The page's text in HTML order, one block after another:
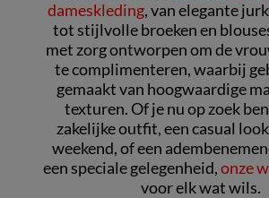
dameskleding, van elegante
tot stijlvolle broeken en
met zorg ontworpen om de
te complimenteren, waarbij
gemaakt van hoogwaardige
texturen. Of je nu op zoek
zakelijke outfit, een casual
weekend, of een
een speciale gelegenheid,onze
voor elk wat wils.